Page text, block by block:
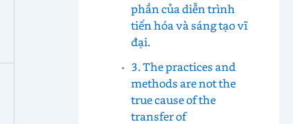
phần của diễn trình
tiến hóa và sáng tạo vĩ
đại.
3. The practices and
methods are not the
true cause of the
transfer of